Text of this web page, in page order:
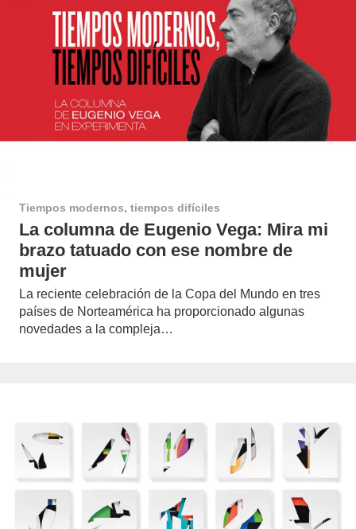
Tiempos modernos, tiempos difíciles
La columna de Eugenio Vega: Mira mi
brazo tatuado con ese nombre de
mujer
La reciente celebración de la Copa del Mundo en tres
países de Norteamérica ha proporcionado algunas
novedades a la compleja…